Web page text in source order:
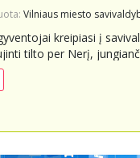
Vilniaus miesto
kreipiasi į
tilto per Nerį,
projektą ir įtraukti jį į
planus. Šis tiltas
susisiekimo